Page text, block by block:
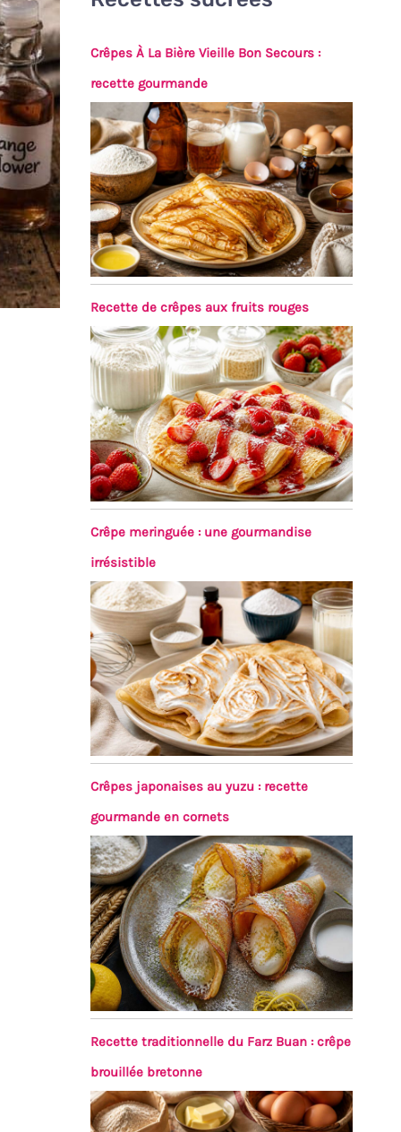
Crêpes À La Bière Vieille Bon Secours :
recette gourmande
Recette de crêpes aux fruits rouges
Crêpe meringuée : une gourmandise
irrésistible
Crêpes japonaises au yuzu : recette
gourmande en cornets
Recette traditionnelle du Farz Buan : crêpe
brouillée bretonne